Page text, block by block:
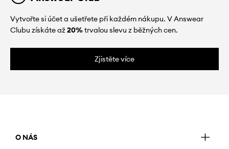
Vytvořte si účet a ušetřete při každém nákupu. V Answear
Clubu získáte až20%trvalou slevu z běžných cen.
Zjistěte více
O NÁS